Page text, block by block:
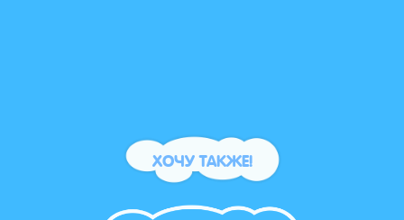
ХОЧУ ТАКЖЕ!